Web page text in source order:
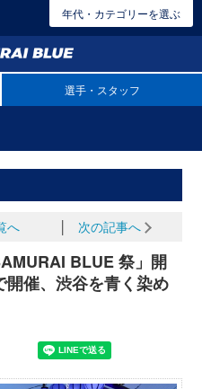
年代・カテゴリーを選ぶ
選手・スタッフ
へ 次の記事へ
BLUE 祭」開
催、渋谷を青く染め